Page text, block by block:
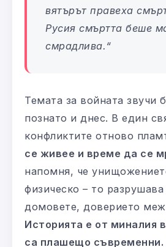
вятърът правеха
Русия смъртта беше
смрадлива. “
Темата за войната звучи
познато и днес. В един
конфликтите отново
се живее и време да се
напомня, че
физическо – то
домовете, доверието
Историята е от миналия
са плашещо съвременни.